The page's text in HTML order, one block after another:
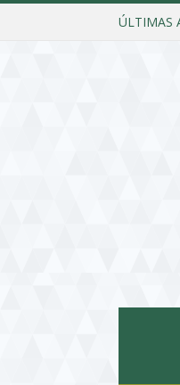
ÚLTIMAS